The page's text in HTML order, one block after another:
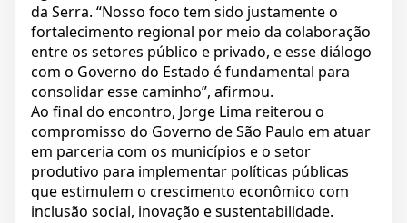
da Serra. “Nosso foco tem sido justamente o
fortalecimento regional por meio da colaboração
entre os setores público e privado, e esse diálogo
com o Governo do Estado é fundamental para
consolidar esse caminho”, afirmou.
Ao final do encontro, Jorge Lima reiterou o
compromisso do Governo de São Paulo em atuar
em parceria com os municípios e o setor
produtivo para implementar políticas públicas
que estimulem o crescimento econômico com
inclusão social, inovação e sustentabilidade.